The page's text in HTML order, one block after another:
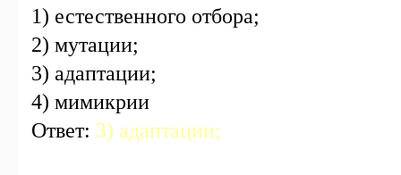
1) естественного отбора;
2) мутации;
3) адаптации;
4) мимикрии
Ответ: 3) адаптации;